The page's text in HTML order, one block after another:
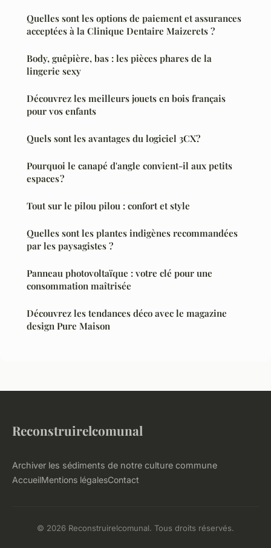
Quelles sont les options de paiement et assurances
acceptées à la Clinique Dentaire Maizerets ?
Body, guêpière, bas : les pièces phares de la
lingerie sexy
Découvrez les meilleurs jouets en bois français
pour vos enfants
Quels sont les avantages du logiciel 3CX?
Pourquoi le canapé d'angle convient-il aux petits
espaces ?
Tout sur le pilou pilou : confort et style
Quelles sont les plantes indigènes recommandées
par les paysagistes ?
Panneau photovoltaïque : votre clé pour une
consommation maîtrisée
Découvrez les tendances déco avec le magazine
design Pure Maison
Reconstruirelcomunal
Archiver les sédiments de notre culture commune
AccueilMentions légalesContact
© 2026 Reconstruirelcomunal. Tous droits réservés.